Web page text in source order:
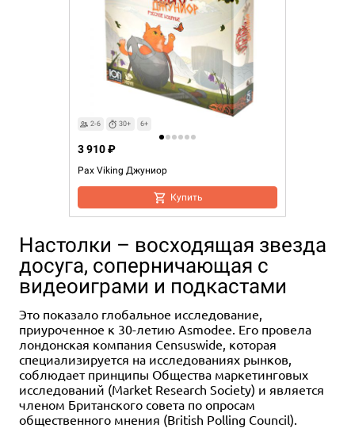
2-6 30+ 6+
Pax Viking Джуниор
3 910 ₽
Купить
Настолки – восходящая звезда
досуга, соперничающая с
видеоиграми и подкастами
Это показало глобальное исследование,
приуроченное к 30-летию Asmodee. Его провела
лондонская компания Censuswide, которая
специализируется на исследованиях рынков,
соблюдает принципы Общества маркетинговых
исследований (Market Research Society) и является
членом Британского совета по опросам
общественного мнения (British Polling Council).